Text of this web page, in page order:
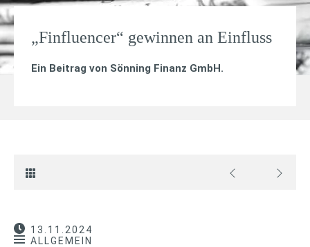
„Finfluencer“ gewinnen an Einfluss
Ein Beitrag von Sönning Finanz GmbH.
13.11.2024
ALLGEMEIN